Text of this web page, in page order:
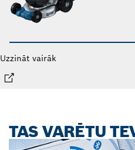
Uzzināt vairāk
TAS VARĒTU